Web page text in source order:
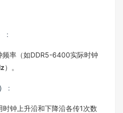
：
频率（如DDR5-6400实际时钟
）。
：
时钟上升沿和下降沿各传1次数